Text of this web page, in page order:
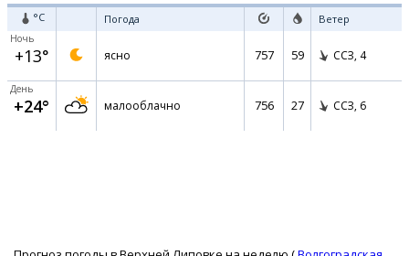
°C Погода Ветер
Ночь
+13° ясно 757 59 ССЗ, 4
День
+24° малооблачно 756 27 ССЗ, 6